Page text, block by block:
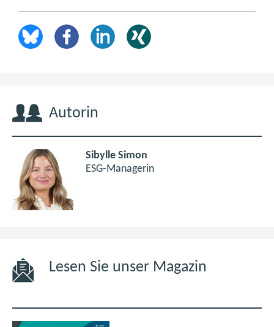
Autorin
Sibylle Simon
ESG-Managerin
Lesen Sie unser Magazin